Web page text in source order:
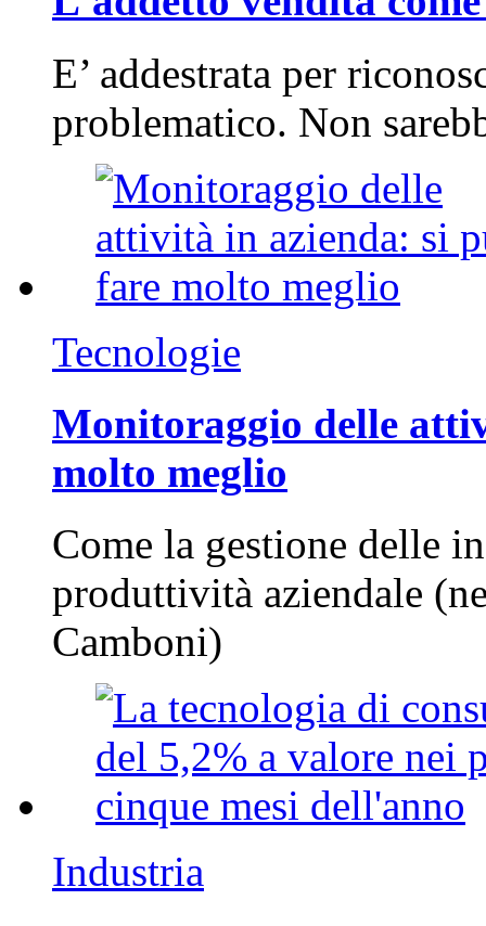
E’ addestrata per
problematico. Non
Tecnologie
Monitoraggio delle
molto meglio
Come la gestione delle
produttività aziendale
Camboni)
Industria